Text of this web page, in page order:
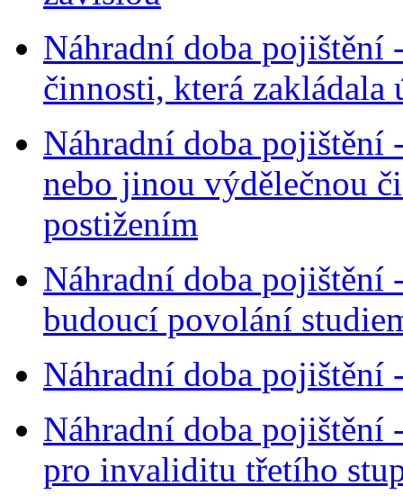
Náhradní doba pojištění
činnosti, která zakládala
Náhradní doba pojištění
nebo jinou výdělečnou
postižením
Náhradní doba pojištění
budoucí povolání
Náhradní doba pojištění
Náhradní doba
pro invaliditu třetího